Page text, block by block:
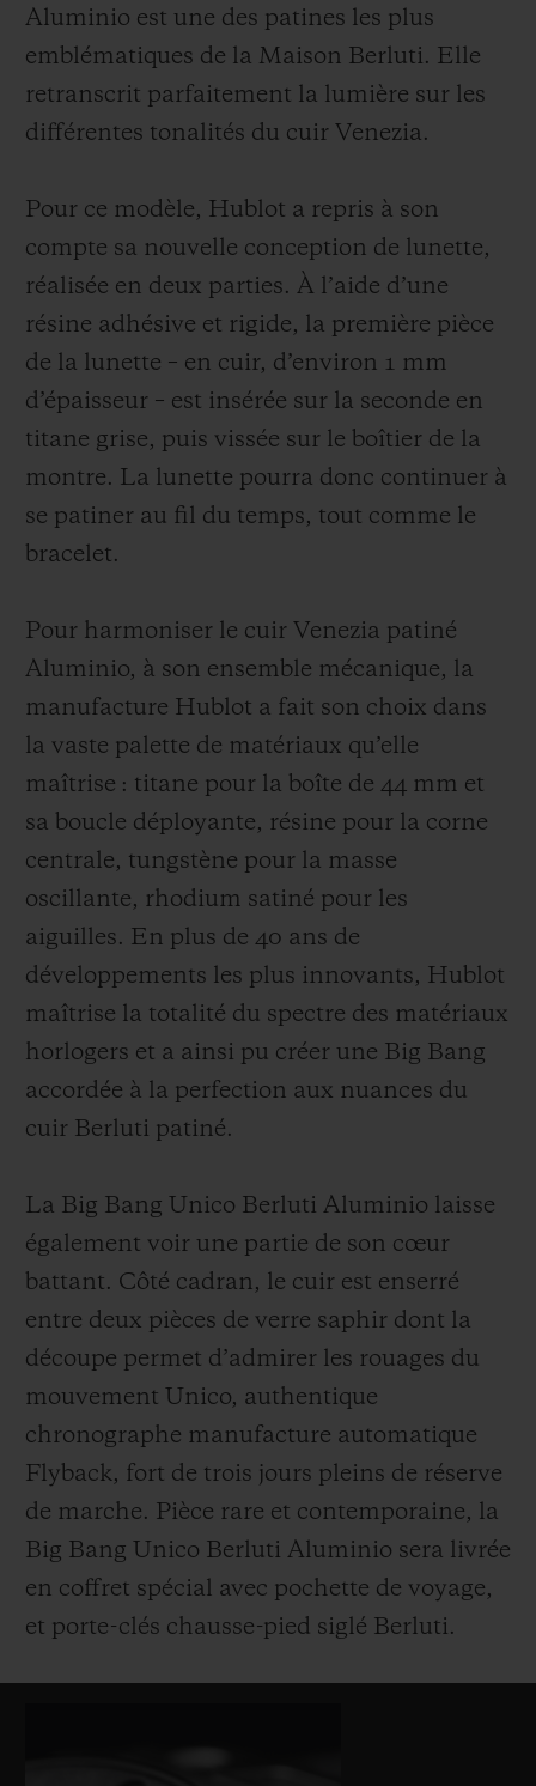
des teintes naturelles du cuir a été
développée, afin de cristalliser dans le
temps ces dernières ; une façon de restituer
la beauté d’une manière authentique et
lui la fusion parfaite des deux univers et
disponible en deux versions. Une avec le
bracelet en cuir Venezia patiné Aluminio et
une seconde avec le bracelet en cuir
Venezia patiné Aluminio et motif Scritto en
exclusivité pour le Japon.
Aluminio est une des patines les plus
emblématiques de la Maison Berluti. Elle
retranscrit parfaitement la lumière sur les
différentes tonalités du cuir Venezia.
Pour ce modèle, Hublot a repris à son
compte sa nouvelle conception de lunette,
réalisée en deux parties. À l’aide d’une
résine adhésive et rigide, la première pièce
de la lunette – en cuir, d’environ 1 mm
d’épaisseur – est insérée sur la seconde en
titane grise, puis vissée sur le boîtier de la
montre. La lunette pourra donc continuer à
se patiner au fil du temps, tout comme le
bracelet.
Pour harmoniser le cuir Venezia patiné
Aluminio, à son ensemble mécanique, la
manufacture Hublot a fait son choix dans
la vaste palette de matériaux qu’elle
maîtrise : titane pour la boîte de 44 mm et
sa boucle déployante, résine pour la corne
centrale, tungstène pour la masse
oscillante, rhodium satiné pour les
aiguilles. En plus de 40 ans de
développements les plus innovants, Hublot
maîtrise la totalité du spectre des matériaux
horlogers et a ainsi pu créer une Big Bang
accordée à la perfection aux nuances du
cuir Berluti patiné.
La Big Bang Unico Berluti Aluminio laisse
également voir une partie de son cœur
battant. Côté cadran, le cuir est enserré
entre deux pièces de verre saphir dont la
découpe permet d’admirer les rouages du
mouvement Unico, authentique
chronographe manufacture automatique
Flyback, fort de trois jours pleins de réserve
de marche. Pièce rare et contemporaine, la
Big Bang Unico Berluti Aluminio sera livrée
en coffret spécial avec pochette de voyage,
et porte-clés chausse-pied siglé Berluti.